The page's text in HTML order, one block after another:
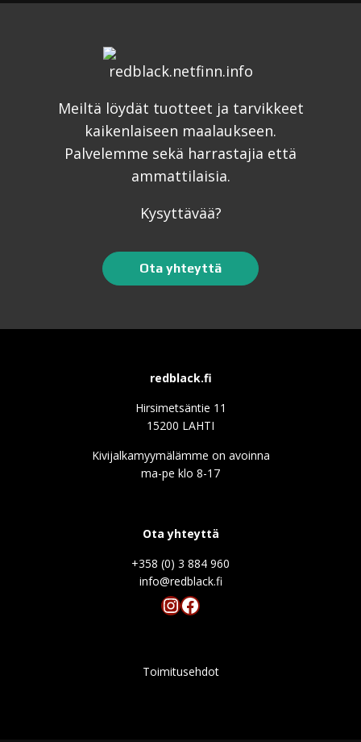
Meiltä löydät tuotteet ja tarvikkeet
kaikenlaiseen maalaukseen.
Palvelemme sekä harrastajia että
ammattilaisia.
Kysyttävää?
Ota yhteyttä
redblack.fi
Hirsimetsäntie 11
15200 LAHTI
Kivijalkamyymälämme on avoinna
ma-pe klo 8-17
Ota yhteyttä
+358 (0) 3 884 960
info@redblack.f
Instagram
Facebook
Toimitusehdot